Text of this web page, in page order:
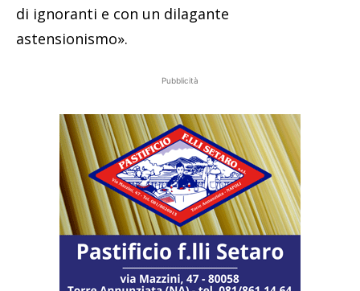
di ignoranti e con un dilagante
astensionismo».
Pubblicità